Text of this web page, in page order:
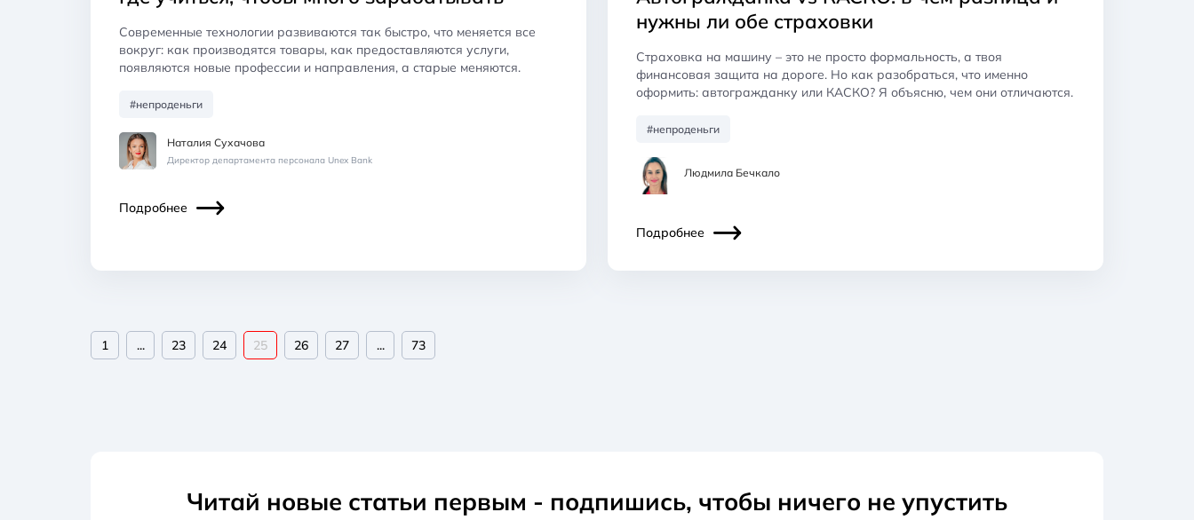
Современные технологии развиваются так быстро, что меняется все
вокруг: как производятся товары, как предоставляются услуги,
появляются новые профессии и направления, а старые меняются.
#непроденьги
Наталия Сухачова
Директор департамента персонала Unex Bank
Подробнее
нужны ли обе страховки
Страховка на машину – это не просто формальность, а твоя
финансовая защита на дороге. Но как разобраться, что именно
оформить: автогражданку или КАСКО? Я объясню, чем они отличаются.
#непроденьги
Людмила Бечкало
Подробнее
1 ... 23 24 25 26 27 ... 73
Читай новые статьи первым - подпишись, чтобы ничего не упустить